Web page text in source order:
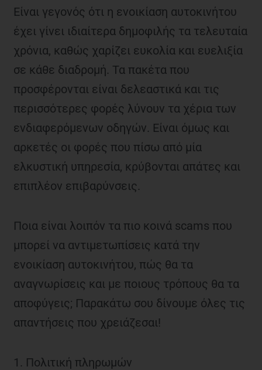
Είναι γεγονός ότι η ενοικίαση αυτοκινήτου
έχει γίνει ιδιαίτερα δημοφιλής τα τελευταία
χρόνια, καθώς χαρίζει ευκολία και ευελιξία
σε κάθε διαδρομή. Τα πακέτα που
προσφέρονται είναι δελεαστικά και τις
περισσότερες φορές λύνουν τα χέρια των
ενδιαφερόμενων οδηγών. Είναι όμως και
αρκετές οι φορές που πίσω από μία
ελκυστική υπηρεσία, κρύβονται απάτες και
επιπλέον επιβαρύνσεις.
Ποια είναι λοιπόν τα πιο κοινά scams που
μπορεί να αντιμετωπίσεις κατά την
ενοικίαση αυτοκινήτου, πώς θα τα
αναγνωρίσεις και με ποιους τρόπους θα τα
αποφύγεις; Παρακάτω σου δίνουμε όλες τις
απαντήσεις που χρειάζεσαι!
1. Πολιτική πληρωμών